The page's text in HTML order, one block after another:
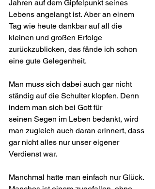
Jahren auf dem Gipfelpunkt seines
Lebens angelangt ist. Aber an einem
Tag wie heute dankbar auf all die
kleinen und großen Erfolge
zurückzublicken, das fände ich schon
eine gute Gelegenheit.
Man muss sich dabei auch gar nicht
ständig auf die Schulter klopfen. Denn
indem man sich bei Gott für
seinen Segen im Leben bedankt, wird
man zugleich auch daran erinnert, dass
gar nicht alles nur unser eigener
Verdienst war.
Manchmal hatte man einfach nur Glück.